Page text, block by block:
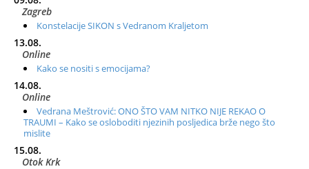
Zagreb
Konstelacije SIKON s Vedranom Kraljetom
13.08.
Online
Kako se nositi s emocijama?
14.08.
Online
Vedrana Meštrović: ONO ŠTO VAM NITKO NIJE REKAO O
TRAUMI – Kako se osloboditi njezinih posljedica brže nego što
mislite
15.08.
Otok Krk